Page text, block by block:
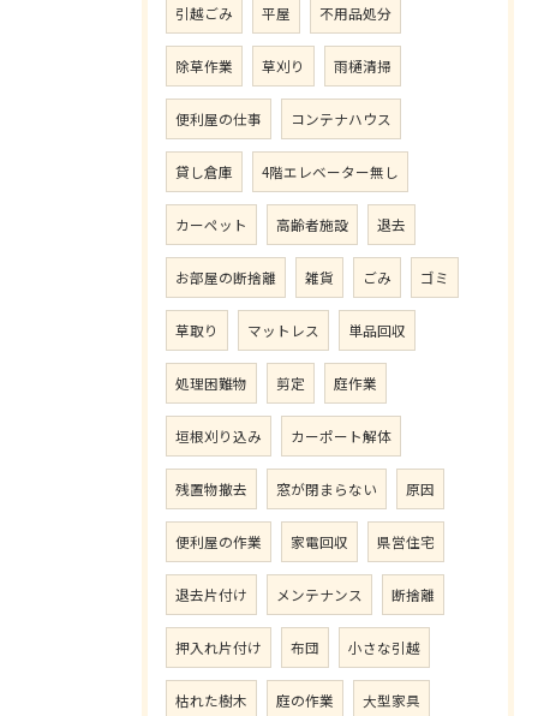
引越ごみ 平屋 不用品処分
除草作業 草刈り 雨樋清掃
便利屋の仕事 コンテナハウス
貸し倉庫 4階エレベーター無し
カーペット 高齢者施設 退去
お部屋の断捨離 雑貨 ごみ ゴミ
草取り マットレス 単品回収
処理困難物 剪定 庭作業
垣根刈り込み カーポート解体
残置物撤去 窓が閉まらない 原因
便利屋の作業 家電回収 県営住宅
退去片付け メンテナンス 断捨離
押入れ片付け 布団 小さな引越
枯れた樹木 庭の作業 大型家具